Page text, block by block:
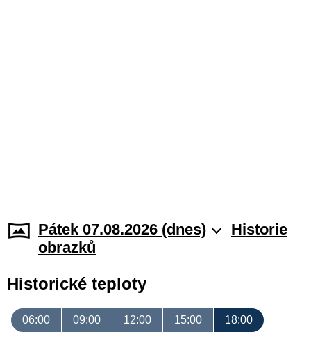
Pátek 07.08.2026 (dnes)
Historie
obrazků
Historické teploty
06:00 09:00 12:00 15:00 18:00